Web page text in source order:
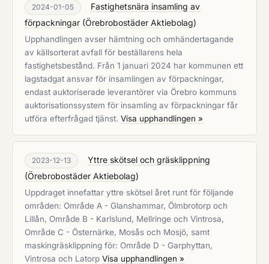
2024-01-05
Fastighetsnära insamling av
förpackningar (Örebrobostäder Aktiebolag)
Upphandlingen avser hämtning och omhändertagande
av källsorterat avfall för beställarens hela
fastighetsbestånd. Från 1 januari 2024 har kommunen ett
lagstadgat ansvar för insamlingen av förpackningar,
endast auktoriserade leverantörer via Örebro kommuns
auktorisationssystem för insamling av förpackningar får
utföra efterfrågad tjänst. Visa upphandlingen »
2023-12-13
Yttre skötsel och gräsklippning
(Örebrobostäder Aktiebolag)
Uppdraget innefattar yttre skötsel året runt för följande
områden: Område A - Glanshammar, Ölmbrotorp och
Lillån, Område B - Karlslund, Mellringe och Vintrosa,
Område C - Östernärke, Mosås och Mosjö, samt
maskingräsklippning för: Område D - Garphyttan,
Vintrosa och Latorp Visa upphandlingen »